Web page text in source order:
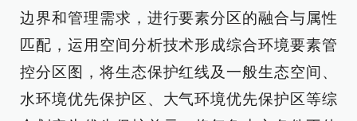
边界和管理需求，进行要素分区的融合与属性
匹配，运用空间分析技术形成综合环境要素管
控分区图，将生态保护红线及一般生态空间、
水环境优先保护区、大气环境优先保护区等综